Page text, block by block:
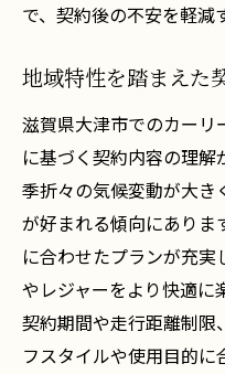
で、契約後の不安を軽減
地域特性を踏まえた
滋賀県大津市でのカーリ
に基づく契約内容の理解
季折々の気候変動が大き
が好まれる傾向にありま
に合わせたプランが充
やレジャーをより快適に
契約期間や走行距離制限
フスタイルや使用目的